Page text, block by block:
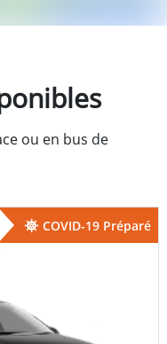
ou en bus de
COVID-19 Préparé